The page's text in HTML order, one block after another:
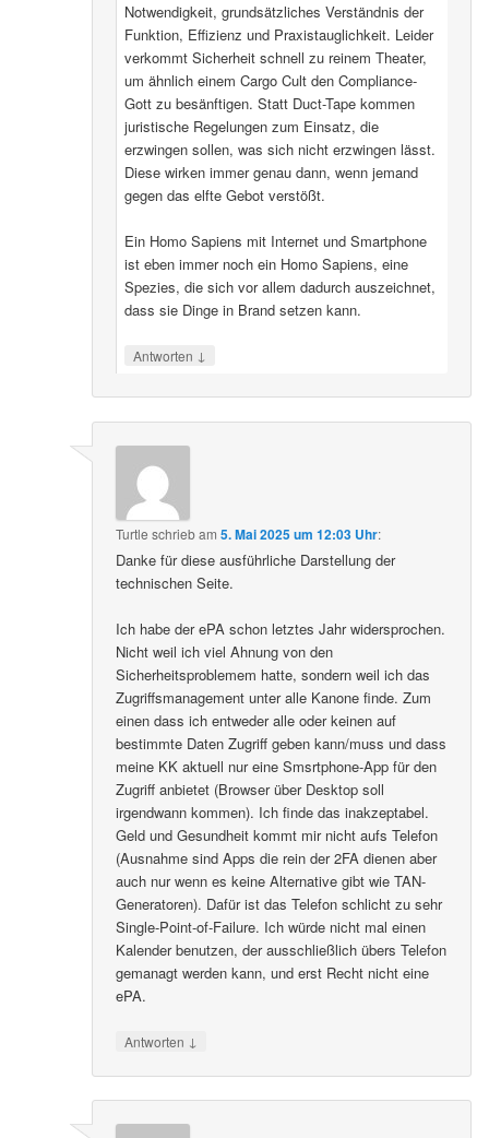
Notwendigkeit, grundsätzliches Verständnis der
Funktion, Effizienz und Praxistauglichkeit. Leider
verkommt Sicherheit schnell zu reinem Theater,
um ähnlich einem Cargo Cult den Compliance-
Gott zu besänftigen. Statt Duct-Tape kommen
juristische Regelungen zum Einsatz, die
erzwingen sollen, was sich nicht erzwingen lässt.
Diese wirken immer genau dann, wenn jemand
gegen das elfte Gebot verstößt.
Ein Homo Sapiens mit Internet und Smartphone
ist eben immer noch ein Homo Sapiens, eine
Spezies, die sich vor allem dadurch auszeichnet,
dass sie Dinge in Brand setzen kann.
Antworten ↓
Turtle schriebam5. Mai 2025 um 12:03 Uhr:
Danke für diese ausführliche Darstellung der
technischen Seite.
Ich habe der ePA schon letztes Jahr widersprochen.
Nicht weil ich viel Ahnung von den
Sicherheitsproblemem hatte, sondern weil ich das
Zugriffsmanagement unter alle Kanone finde. Zum
einen dass ich entweder alle oder keinen auf
bestimmte Daten Zugriff geben kann/muss und dass
meine KK aktuell nur eine Smsrtphone-App für den
Zugriff anbietet (Browser über Desktop soll
irgendwann kommen). Ich finde das inakzeptabel.
Geld und Gesundheit kommt mir nicht aufs Telefon
(Ausnahme sind Apps die rein der 2FA dienen aber
auch nur wenn es keine Alternative gibt wie TAN-
Generatoren). Dafür ist das Telefon schlicht zu sehr
Single-Point-of-Failure. Ich würde nicht mal einen
Kalender benutzen, der ausschließlich übers Telefon
gemanagt werden kann, und erst Recht nicht eine
ePA.
Antworten ↓